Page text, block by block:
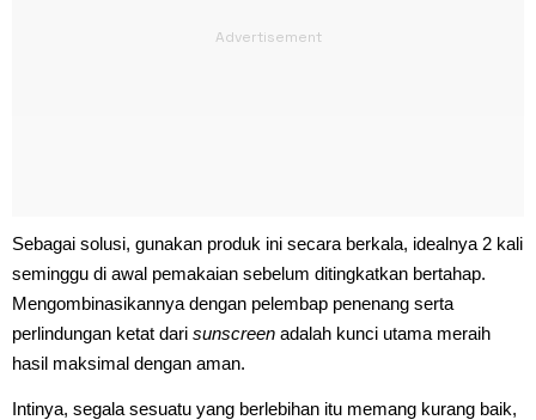
Sebagai solusi, gunakan produk ini secara berkala, idealnya 2 kali
seminggu di awal pemakaian sebelum ditingkatkan bertahap.
Mengombinasikannya dengan pelembap penenang serta
perlindungan ketat dari sunscreen adalah kunci utama meraih
hasil maksimal dengan aman.
Intinya, segala sesuatu yang berlebihan itu memang kurang baik,